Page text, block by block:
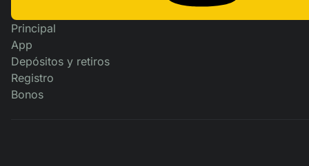
Principal
App
Depósitos y retiros
Registro
Bonos